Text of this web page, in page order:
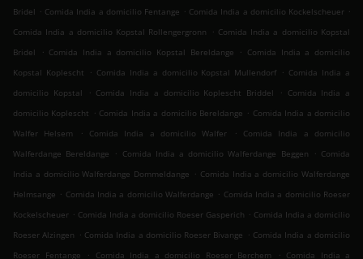
Bridel . Comida India a domicilio Fentange . Comida India a domicilio Kockelscheuer .
Comida India a domicilio Kopstal Rollengergronn
. Comida India a domicilio Kopstal
Bridel
. Comida India a domicilio Kopstal Bereldange . Comida India a domicilio
Kopstal Koplescht
. Comida India a domicilio Kopstal Mullendorf . Comida India a
domicilio Kopstal
. Comida India a domicilio Koplescht Briddel . Comida India a
domicilio Koplescht . Comida India a domicilio Bereldange . Comida India a domicilio
Walfer Helsem
. Comida India a domicilio Walfer .
Comida India a domicilio
Walferdange Bereldange
. Comida India a domicilio Walferdange Beggen . Comida
India a domicilio Walferdange Dommeldange . Comida India a domicilio Walferdange
Helmsange . Comida India a domicilio Walferdange . Comida India a domicilio Roeser
Kockelscheuer . Comida India a domicilio Roeser Gasperich . Comida India a domicilio
Roeser Alzingen . Comida India a domicilio Roeser Bivange . Comida India a domicilio
Roeser Fentange
. Comida India a domicilio Roeser Berchem . Comida India a